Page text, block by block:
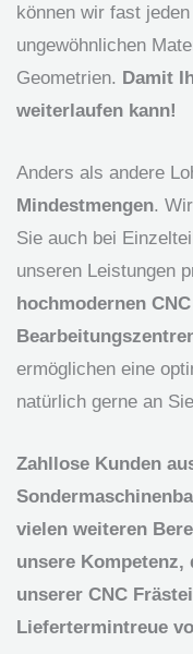
können wir fast
ungewöhnlichen
Geometrien. Damit
weiterlaufen kann!
Anders als andere
Mindestmengen.
Sie auch bei
unseren Leistungen
hochmodernen
ermöglichen eine
natürlich gerne an
Zahllose Kunden
vielen weiteren
unsere
unserer CNC
Liefertermintreue